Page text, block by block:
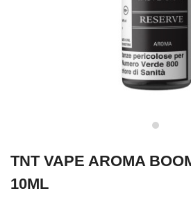
TNT VAPE AROMA
10ML